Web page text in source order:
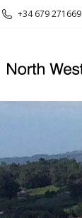
+34 679 271669